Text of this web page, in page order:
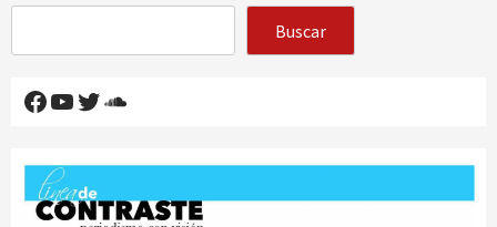
Buscar
Facebook
YouTube
Twitter
SoundCloud